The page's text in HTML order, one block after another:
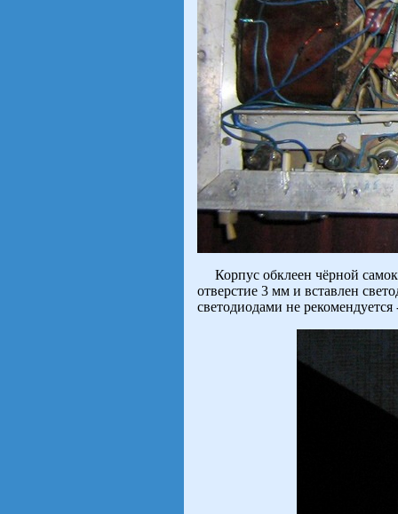
Корпус обклеен чёрной
отверстие 3 мм и вставлен
светодиодами не